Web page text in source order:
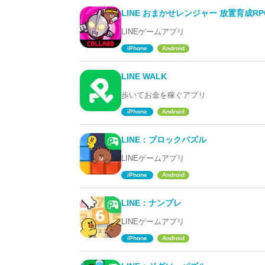
LINE おまかせレンジャー 放置育成
LINEゲームアプリ
iPhone Android
LINE WALK
歩いてお金を稼ぐアプリ
iPhone Android
LINE：ブロックパズル
LINEゲームアプリ
iPhone Android
LINE：ナンプレ
LINEゲームアプリ
iPhone Android